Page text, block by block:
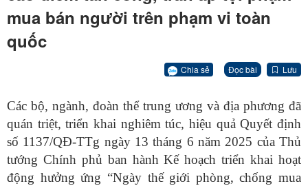
mua bán người trên phạm vi toàn
quốc
Chia sẻ Đọc bài Lưu
Các bộ, ngành, đoàn thể trung ương và địa phương đã
quán triệt, triển khai nghiêm túc, hiệu quả Quyết định
số 1137/QĐ-TTg ngày 13 tháng 6 năm 2025 của Thủ
tướng Chính phủ ban hành Kế hoạch triển khai hoạt
động hưởng ứng “Ngày thế giới phòng, chống mua